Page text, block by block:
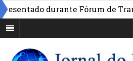
durante Fórum de